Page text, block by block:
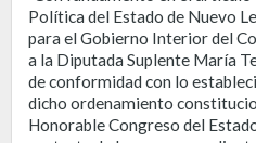
Política del Estado de Nuevo
para el Gobierno Interior del
a la Diputada Suplente María
de conformidad con lo
dicho ordenamiento
Honorable Congreso del